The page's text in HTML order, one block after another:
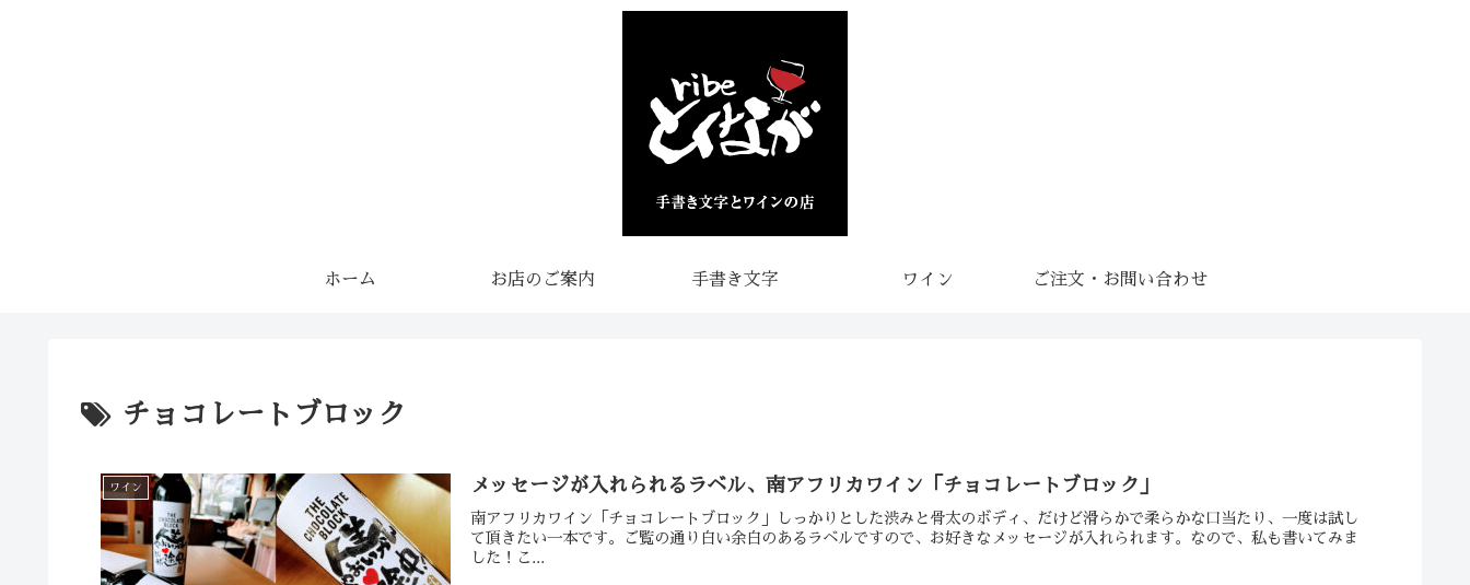
ホーム お店のご案内 手書き文字 ワイン ご注文・お問い合わせ
チョコレートブロック
ワイン メッセージが入れられるラベル、南アフリカワイン「チョコレートブロック」
南アフリカワイン「チョコレートブロック」しっかりとした渋みと骨太のボディ、だけど滑らかで柔らかな口当たり、一度は試し
て頂きたい一本です。ご覧の通り白い余白のあるラベルですので、お好きなメッセージが入れられます。なので、私も書いてみま
した！こ...